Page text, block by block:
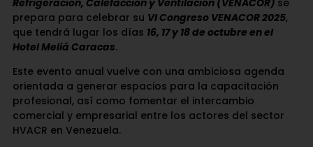
Refrigeración, Calefacción y Ventilación (VENACOR) se
prepara para celebrar su VI Congreso VENACOR 2025,
que tendrá lugar los días 16, 17 y 18 de octubre en el
Hotel Meliá Caracas.
Este evento anual vuelve con una ambiciosa agenda
orientada a generar espacios para la capacitación
profesional, así como fomentar el intercambio
comercial y empresarial entre los actores del sector
HVACR en Venezuela.